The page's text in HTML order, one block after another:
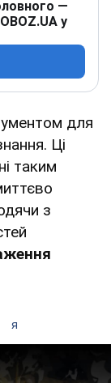
—
у
для
Ці
таким
з